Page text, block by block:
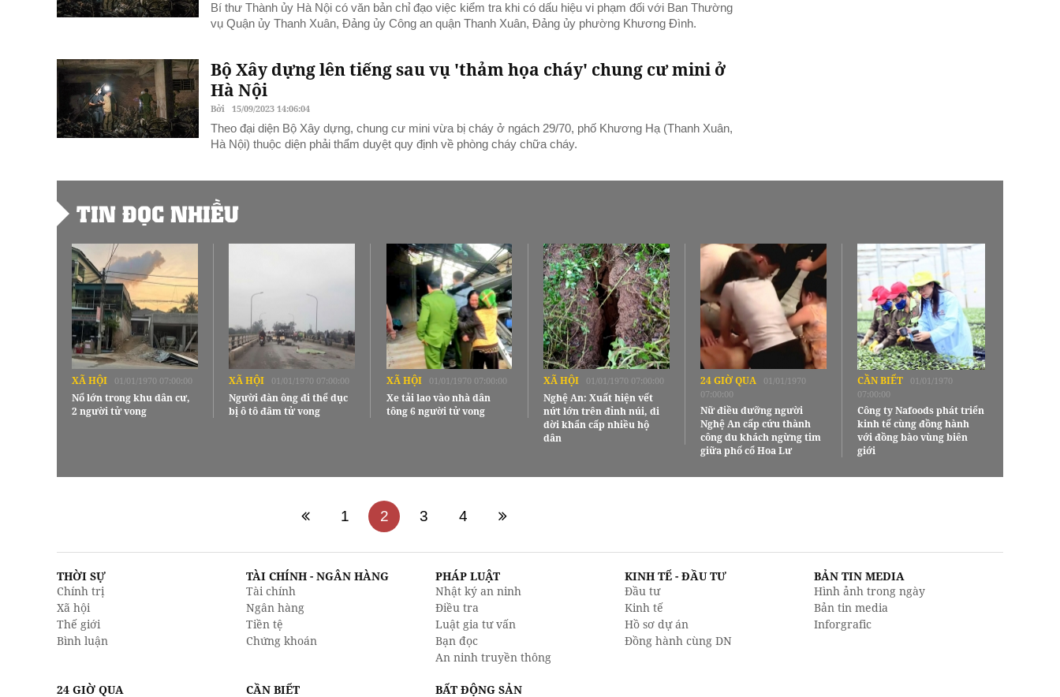
Bí thư Thành ủy Hà Nội có văn bản chỉ đạo việc kiểm tra khi có dấu hiệu vi phạm đối với Ban Thường
vụ Quận ủy Thanh Xuân, Đảng ủy Công an quận Thanh Xuân, Đảng ủy phường Khương Đình.
Bộ Xây dựng lên tiếng sau vụ 'thảm họa cháy' chung cư mini ở
Hà Nội
Bởi 15/09/2023 14:06:04
Theo đại diện Bộ Xây dựng, chung cư mini vừa bị cháy ở ngách 29/70, phố Khương Hạ (Thanh Xuân,
Hà Nội) thuộc diện phải thẩm duyệt quy định về phòng cháy chữa cháy.
TIN ĐỌC NHIỀU
XÃ HỘI 01/01/1970 07:00:00
Nổ lớn trong khu dân cư,
2 người tử vong
XÃ HỘI 01/01/1970 07:00:00
Người đàn ông đi thể dục
bị ô tô đâm tử vong
XÃ HỘI 01/01/1970 07:00:00
Xe tải lao vào nhà dân
tông 6 người tử vong
XÃ HỘI 01/01/1970 07:00:00
Nghệ An: Xuất hiện vết
nứt lớn trên đỉnh núi, di
dời khẩn cấp nhiều hộ
dân
24 GIỜ QUA
01/01/1970
07:00:00
Nữ điều dưỡng người
Nghệ An cấp cứu thành
công du khách ngừng tim
giữa phố cổ Hoa Lư
CẦN BIẾT
01/01/1970
07:00:00
Công ty Nafoods phát triển
kinh tế cùng đồng hành
với đồng bào vùng biên
giới
1 2 3 4
THỜI SỰ
Chính trị
Xã hội
Thế giới
Bình luận
TÀI CHÍNH - NGÂN HÀNG
Tài chính
Ngân hàng
Tiền tệ
Chứng khoán
PHÁP LUẬT
Nhật ký an ninh
Điều tra
Luật gia tư vấn
Bạn đọc
An ninh truyền thông
KINH TẾ - ĐẦU TƯ
Đầu tư
Kinh tế
Hồ sơ dự án
Đồng hành cùng DN
BẢN TIN MEDIA
Hình ảnh trong ngày
Bản tin media
Inforgrafic
24 GIỜ QUA
CẦN BIẾT
BẤT ĐỘNG SẢN